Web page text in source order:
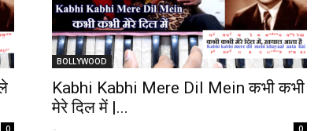
0
BOLLYWOOD
Kabhi Kabhi Mere Dil Mein कभी कभी
मेरे दिल में |...
- 0